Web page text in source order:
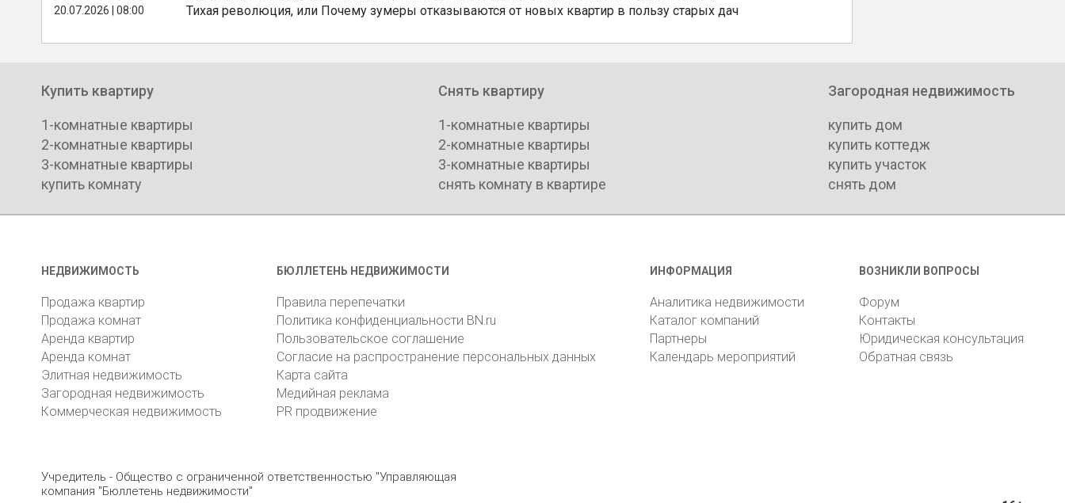
20.07.2026 | 08:00 Тихая революция, или Почему зумеры отказываются от новых квартир в пользу старых дач
Купить квартиру
1-комнатные квартиры
2-комнатные квартиры
3-комнатные квартиры
купить комнату
Снять квартиру
1-комнатные квартиры
2-комнатные квартиры
3-комнатные квартиры
снять комнату в квартире
Загородная недвижимость
купить дом
купить коттедж
купить участок
снять дом
НЕДВИЖИМОСТЬ
Продажа квартир
Продажа комнат
Аренда квартир
Аренда комнат
Элитная недвижимость
Загородная недвижимость
Коммерческая недвижимость
БЮЛЛЕТЕНЬ НЕДВИЖИМОСТИ
Правила перепечатки
Политика конфиденциальности BN.ru
Пользовательское соглашение
Согласие на распространение персональных данных
Карта сайта
Медийная реклама
PR продвижение
ИНФОРМАЦИЯ
Аналитика недвижимости
Каталог компаний
Партнеры
Календарь мероприятий
ВОЗНИКЛИ ВОПРОСЫ
Форум
Контакты
Юридическая консультация
Обратная связь
Учредитель - Общество с ограниченной ответственностью "Управляющая
компания "Бюллетень недвижимости"